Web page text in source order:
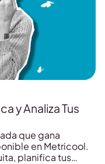
y Analiza Tus
que gana
en Metricool.
planifica tus